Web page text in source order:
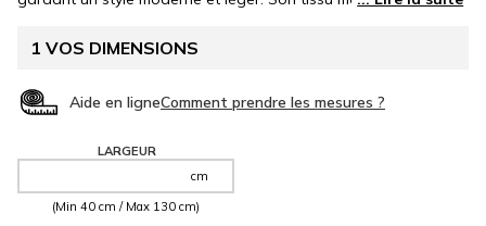
et les journées d’été. Déperlant, traité anti-UV et résistant aux
taches, il s’entretient facilement et conserve son bel aspect au
transat ou chaise longues’adapte parfaitement à votre bain
de soleil pour un coin détente aussi pratique qu’élégant.
1 VOS DIMENSIONS
Aide en ligne
LARGEUR
cm
(Min 40 cm / Max 130 cm)